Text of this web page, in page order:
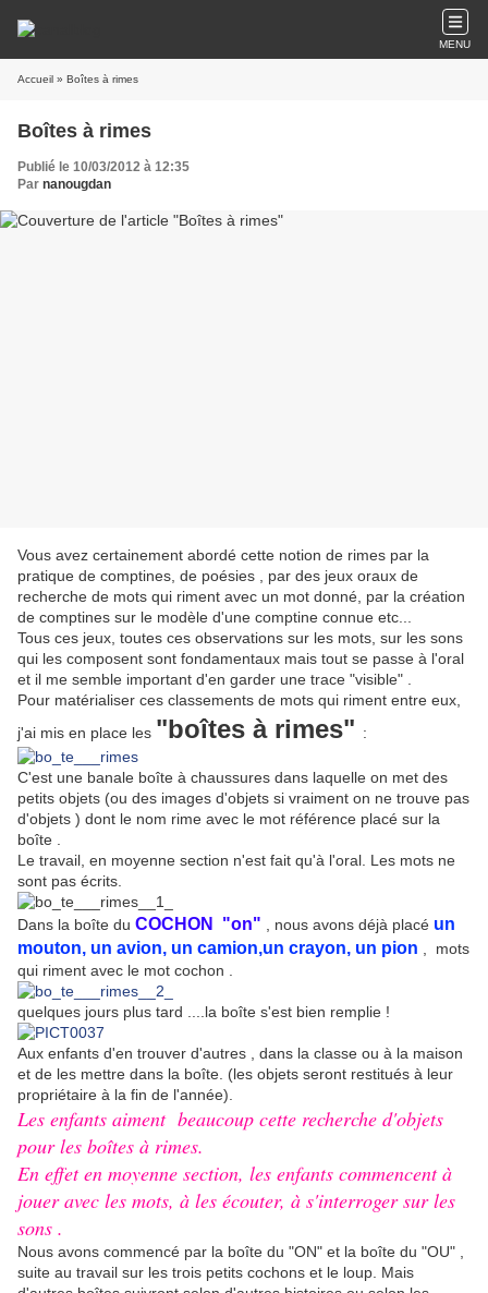
MENU
Accueil » Boîtes à rimes
Boîtes à rimes
Publié le 10/03/2012 à 12:35
Par nanougdan
Vous avez certainement abordé cette notion de rimes par la
pratique de comptines, de poésies , par des jeux oraux de
recherche de mots qui riment avec un mot donné, par la création
de comptines sur le modèle d'une comptine connue etc...
Tous ces jeux, toutes ces observations sur les mots, sur les sons
qui les composent sont fondamentaux mais tout se passe à l'oral
et il me semble important d'en garder une trace "visible" .
Pour matérialiser ces classements de mots qui riment entre eux,
j'ai mis en place les "boîtes à rimes" :
C'est une banale boîte à chaussures dans laquelle on met des
petits objets (ou des images d'objets si vraiment on ne trouve pas
d'objets ) dont le nom rime avec le mot référence placé sur la
boîte .
Le travail, en moyenne section n'est fait qu'à l'oral. Les mots ne
sont pas écrits.
Dans la boîte du COCHON "on" , nous avons déjà placé un
mouton, un avion, un camion,un crayon, un pion , mots
qui riment avec le mot cochon .
quelques jours plus tard ....la boîte s'est bien remplie !
Aux enfants d'en trouver d'autres , dans la classe ou à la maison
et de les mettre dans la boîte. (les objets seront restitués à leur
propriétaire à la fin de l'année).
Les enfants aiment beaucoup cette recherche d'objets
pour les boîtes à rimes.
En effet en moyenne section, les enfants commencent à
jouer avec les mots, à les écouter, à s'interroger sur les
sons .
Nous avons commencé par la boîte du "ON" et la boîte du "OU" ,
suite au travail sur les trois petits cochons et le loup. Mais